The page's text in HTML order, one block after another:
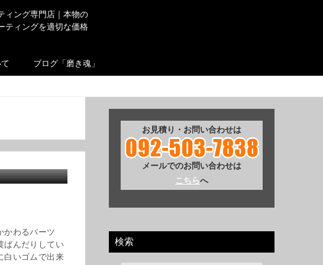
ィング専門店｜本物の
ティングを適切な価格
ブログ「磨き魂」
わるパーツ
ばんだりしてい
白いゴムで出来
お見積り・お問い合わせは
メールでのお問い合わせは
こちらへ
検索